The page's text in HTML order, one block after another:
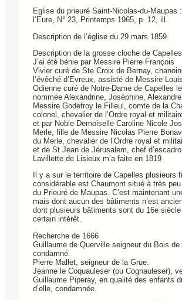
Eglise du prieuré Saint-Nicolas-du-Maupas
l’Eure, N° 23, Printemps 1965, p. 12, ill.
Description de l’église du 29 mars 1859
Description de la grosse cloche de
J’ai été bénie par Messire Pierre François
Vivier curé de Ste Croix de Bernay,
l’évêché d’Evreux, assisté de Messire
Odienne curé de Notre-Dame de Capelles
nommée Alexandrine, Joséphine,
Messire Godefroy le Filleul, comte de la
colonel, chevalier de l’Ordre royal et
et par Noble Demoiselle Caroline Nicole
Merle, fille de Messire Nicolas Pierre
du Merle, chevalier de l’Ordre royal et
et de St Jean de Jérusalem, chef
Lavillette de Lisieux m’a faite en 1819
Il y a sur le territoire de Capelles plusieurs
considérable est Chaumont situé à très
du Prieuré de Maupas. C’est maintenant
mais dont aucun des bâtiments n’est
dont plusieurs bâtiments sont du 16e
certain intérêt.
Recherche de 1666
Guillaume de Querville seigneur du Bois de
condamné.
Pierre Mallet, seigneur de la Grue.
Jeanne le Coquauleser (ou Cognauleser),
Guillaume Piperay, en qualité des enfants
d’elle, condamnée.